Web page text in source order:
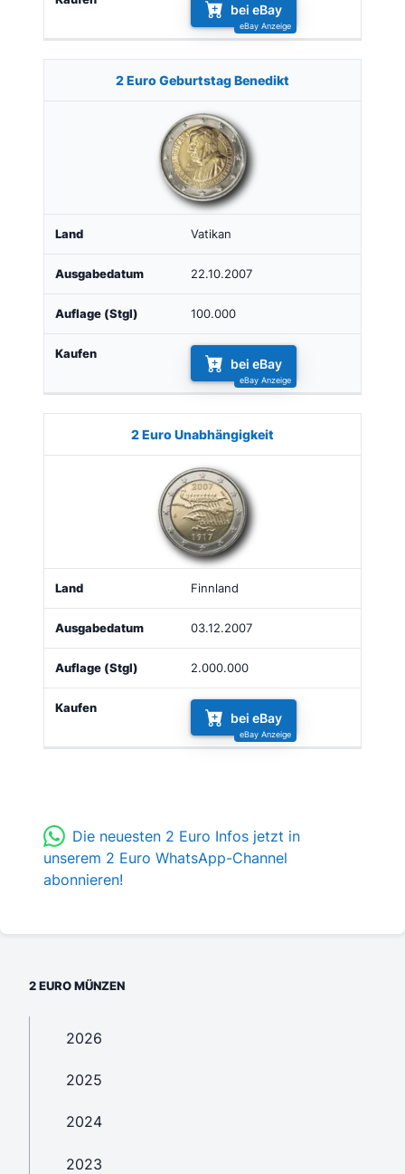
bei eBay
2 Euro Geburtstag Benedikt
Vatikan
22.10.2007
100.000
bei eBay
2 Euro Unabhängigkeit
Finnland
03.12.2007
2.000.000
bei eBay
Die neuesten 2 Euro Infos jetzt in
unserem 2 Euro WhatsApp-Channel
abonnieren!
2 EURO MÜNZEN
2026
2025
2024
2023